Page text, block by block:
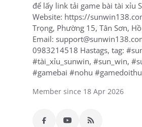
để lấy link tải game bài tài xỉu
Website: https://
Trọng, Phường 15, Tân Sơn,
Email:
0983214518 Hastags, tag:
#tài_xỉu_sunwin, #sun_win,
#gamebai #nohu
Member since 18 Apr 2026